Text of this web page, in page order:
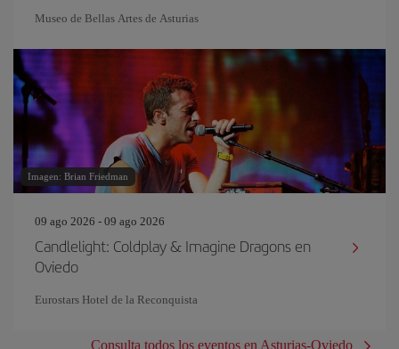
Museo de Bellas Artes de Asturias
Imagen: Brian Friedman
09 ago 2026 - 09 ago 2026
Candlelight: Coldplay & Imagine Dragons en
Oviedo
Eurostars Hotel de la Reconquista
Consulta todos los eventos en Asturias-Oviedo